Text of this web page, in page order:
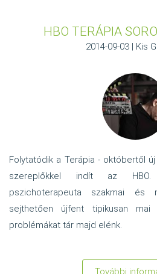
HBO TERÁPIA
2014-09-03 | Kis
Folytatódik a Terápia - októbertől
szereplőkkel indít az
pszichoterapeuta szakmai és
sejthetően újfent tipikusan mai
problémákat tár majd elénk.
További